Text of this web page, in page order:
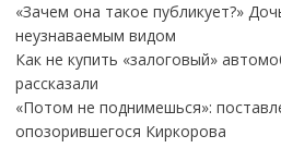
«Зачем она такое публикует?»
неузнаваемым видом
Как не купить «залоговый»
рассказали
«Потом не поднимешься»:
опозорившегося Киркорова